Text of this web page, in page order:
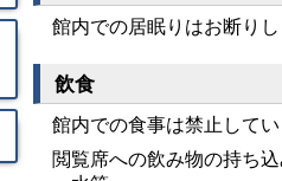
館内での居眠りはお断り
飲食
館内での食事は禁止して
閲覧席への飲み物の持ち